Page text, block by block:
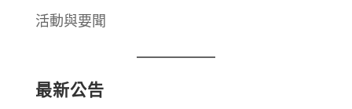
活動與要聞
最新公告